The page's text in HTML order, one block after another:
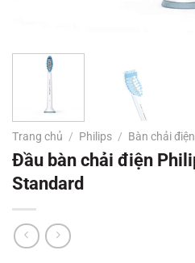
Trang chủ / Philips / Bàn chải
Đầu bàn chải điện
Standard